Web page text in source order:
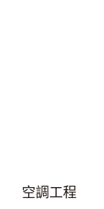
空調工程